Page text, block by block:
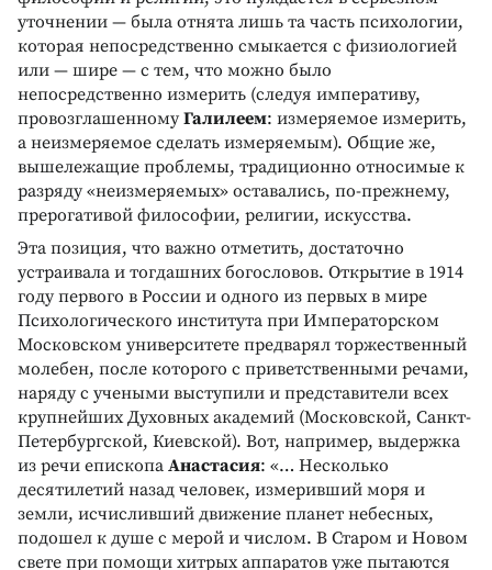
уточнении — была отнята лишь та часть психологии,
которая непосредственно смыкается с физиологией
или — шире — с тем, что можно было
непосредственно измерить (следуя императиву,
провозглашенномуГалилеем: измеряемое измерить,
а неизмеряемое сделать измеряемым). Общие же,
вышележащие проблемы, традиционно относимые к
разряду «неизмеряемых» оставались, по-прежнему,
прерогативой философии, религии, искусства.
Эта позиция, что важно отметить, достаточно
устраивала и тогдашних богословов. Открытие в 1914
году первого в России и одного из первых в мире
Психологического института при Императорском
Московском университете предварял торжественный
молебен, после которого с приветственными речами,
наряду с учеными выступили и представители всех
крупнейших Духовных академий (Московской, Санкт-
Петербургской, Киевской). Вот, например, выдержка
из речи епископа Анастасия: «… Несколько
десятилетий назад человек, измеривший моря и
земли, исчисливший движение планет небесных,
подошел к душе с мерой и числом. В Старом и Новом
свете при помощи хитрых аппаратов уже пытаются